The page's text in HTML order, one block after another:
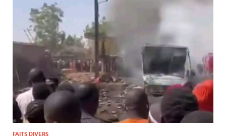
FAITS DIVERS